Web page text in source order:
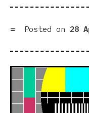
Posted on 28